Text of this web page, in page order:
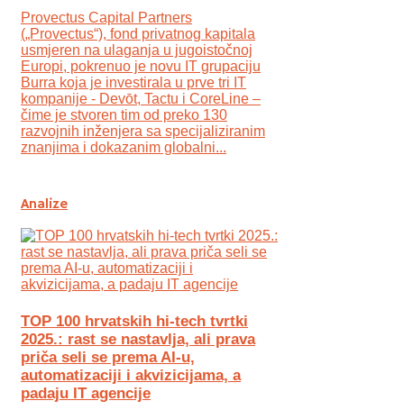
Provectus Capital Partners
(„Provectus“), fond privatnog kapitala
usmjeren na ulaganja u jugoistočnoj
Europi, pokrenuo je novu IT grupaciju
Burra koja je investirala u prve tri IT
kompanije - Devōt, Tactu i CoreLine –
čime je stvoren tim od preko 130
razvojnih inženjera sa specijaliziranim
znanjima i dokazanim globalni...
Analize
TOP 100 hrvatskih hi-tech tvrtki
2025.: rast se nastavlja, ali prava
priča seli se prema AI-u,
automatizaciji i akvizicijama, a
padaju IT agencije